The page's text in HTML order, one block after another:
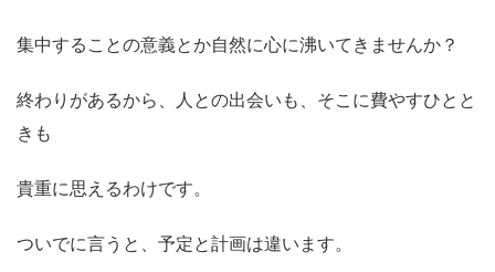
集中することの意義とか自然に心に沸いてきませんか？
終わりがあるから、人との出会いも、そこに費やすひとと
きも
貴重に思えるわけです。
ついでに言うと、 予定と計画は違います。